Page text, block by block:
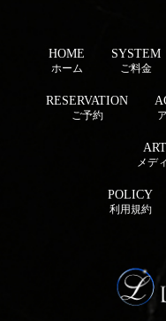
HOME
ホーム
SYSTEM
ご料金
RESERVATION
ご予約
メデ
POLICY
利用規約